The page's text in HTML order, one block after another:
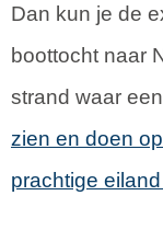
Dan kun je de
boottocht naar
strand waar
zien en doen
prachtige eiland